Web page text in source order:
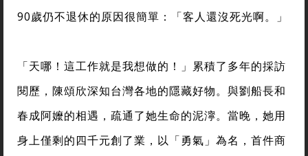
90歲仍不退休的原因很簡單：「客人還沒死光啊。」
「天哪！這工作就是我想做的！」累積了多年的採訪
閱歷，陳頌欣深知台灣各地的隱藏好物。與劉船長和
春成阿嬤的相遇，疏通了她生命的泥濘。當晚，她用
身上僅剩的四千元創了業，以「勇氣」為名，首件商